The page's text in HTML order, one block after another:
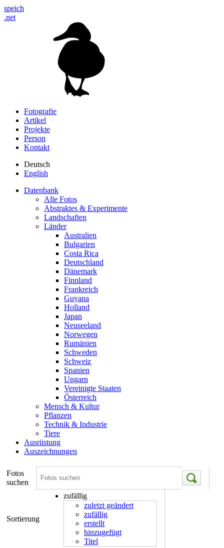
speich
.net
Fotografie
Artikel
Projekte
Person
Kontakt
Deutsch
English
Datenbank
Alle Fotos
Abstraktes & Experimente
Landschaften
Länder
Australien
Bulgarien
Costa Rica
Deutschland
Dänemark
Finnland
Frankreich
Guyana
Holland
Japan
Neuseeland
Norwegen
Rumänien
Schweden
Schweiz
Spanien
Ungarn
Vereinigte Staaten
Österreich
Mensch & Kultur
Pflanzen
Technik & Industrie
Tiere
Ausrüstung
Auszeichnungen
Fotos
suchen
Sortierung
zufällig
zuletzt geändert
zufällig
erstellt
hinzugefügt
Titel